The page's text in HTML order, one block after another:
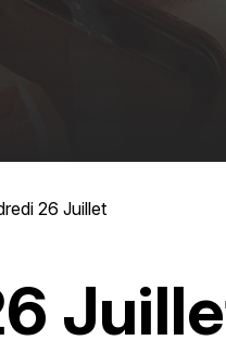
26 Juillet